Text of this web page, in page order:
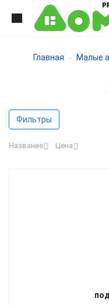
Главная - Малые
Фильтры
Название Цена